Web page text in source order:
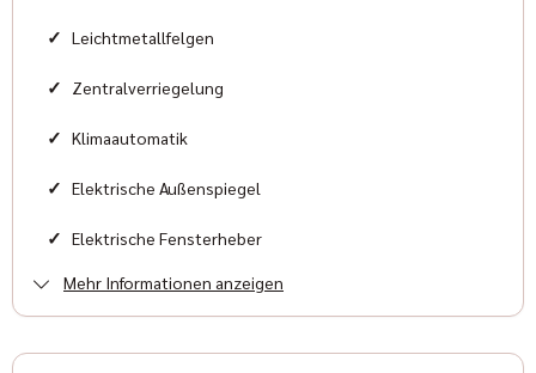
Zustand
Schwarz
Farbe (Hersteller)
✓ Leichtmetallfelgen
✓ Zentralverriegelung
✓ Klimaautomatik
✓ Elektrische Außenspiegel
✓ Elektrische Fensterheber
✓ ESP
Mehr Informationen anzeigen